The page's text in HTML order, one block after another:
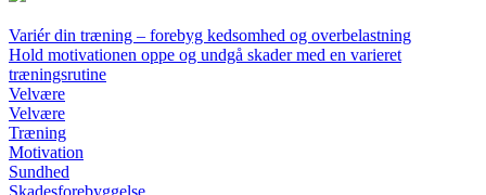
Variér din træning – forebyg kedsomhed og overbelastning
Hold motivationen oppe og undgå skader med en varieret
træningsrutine
Velvære
Velvære
Træning
Motivation
Sundhed
Skadesforebyggelse